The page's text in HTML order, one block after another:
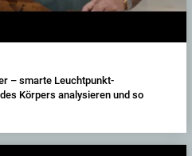
– smarte Leuchtpunkt-
Körpers analysieren und so